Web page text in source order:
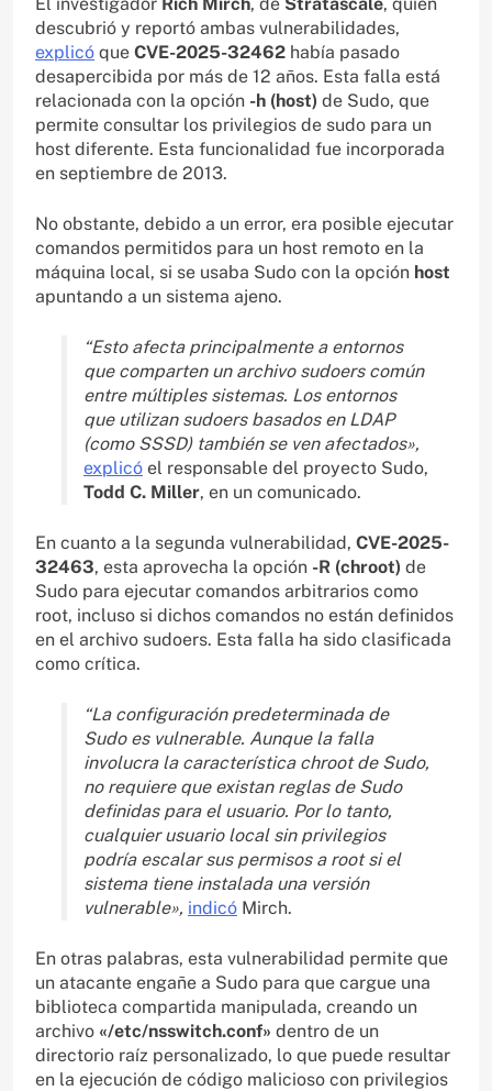
descubrió y reportó ambas vulnerabilidades,
explicó que CVE-2025-32462 había pasado
desapercibida por más de 12 años. Esta falla está
relacionada con la opción -h (host) de Sudo, que
permite consultar los privilegios de sudo para un
host diferente. Esta funcionalidad fue incorporada
en septiembre de 2013.
No obstante, debido a un error, era posible ejecutar
comandos permitidos para un host remoto en la
máquina local, si se usaba Sudo con la opción host
apuntando a un sistema ajeno.
“Esto afecta principalmente a entornos
que comparten un archivo sudoers común
entre múltiples sistemas. Los entornos
que utilizan sudoers basados en LDAP
(como SSSD) también se ven afectados»,
explicó el responsable del proyecto Sudo,
Todd C. Miller, en un comunicado.
En cuanto a la segunda vulnerabilidad, CVE-2025-
32463, esta aprovecha la opción -R (chroot) de
Sudo para ejecutar comandos arbitrarios como
root, incluso si dichos comandos no están definidos
en el archivo sudoers. Esta falla ha sido clasificada
como crítica.
“La configuración predeterminada de
Sudo es vulnerable. Aunque la falla
involucra la característica chroot de Sudo,
no requiere que existan reglas de Sudo
definidas para el usuario. Por lo tanto,
cualquier usuario local sin privilegios
podría escalar sus permisos a root si el
sistema tiene instalada una versión
vulnerable», indicó Mirch.
En otras palabras, esta vulnerabilidad permite que
un atacante engañe a Sudo para que cargue una
biblioteca compartida manipulada, creando un
archivo «/etc/nsswitch.conf» dentro de un
directorio raíz personalizado, lo que puede resultar
en la ejecución de código malicioso con privilegios